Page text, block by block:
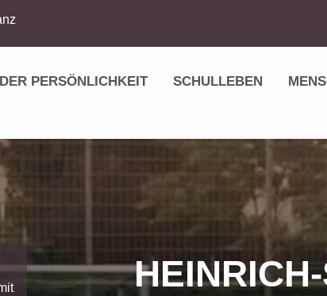
PERSÖNLICHKEIT SCHULLEBEN